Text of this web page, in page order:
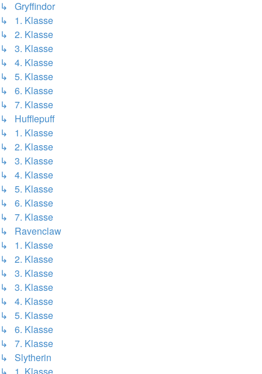
↳ Gryffindor
↳ 1. Klasse
↳ 2. Klasse
↳ 3. Klasse
↳ 4. Klasse
↳ 5. Klasse
↳ 6. Klasse
↳ 7. Klasse
↳ Hufflepuff
↳ 1. Klasse
↳ 2. Klasse
↳ 3. Klasse
↳ 4. Klasse
↳ 5. Klasse
↳ 6. Klasse
↳ 7. Klasse
↳ Ravenclaw
↳ 1. Klasse
↳ 2. Klasse
↳ 3. Klasse
↳ 3. Klasse
↳ 4. Klasse
↳ 5. Klasse
↳ 6. Klasse
↳ 7. Klasse
↳ Slytherin